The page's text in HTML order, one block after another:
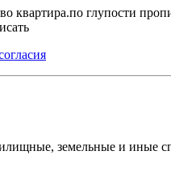
квартира.по глупости
земельные и иные